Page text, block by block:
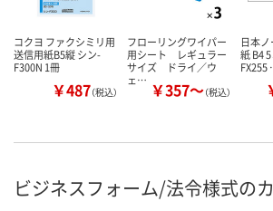
コクヨ ファクシミリ用
送信用紙B5縦 シン-
F300N 1冊
￥487（税込）
フローリングワイパー
用シート レギュラー
サイズ ドライ／ウ
ェ… ￥357～（税込）
日本
紙 B4
FX255
ビジネスフォーム/法令様式の